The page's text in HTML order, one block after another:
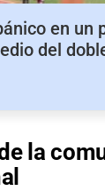
en un
del
la